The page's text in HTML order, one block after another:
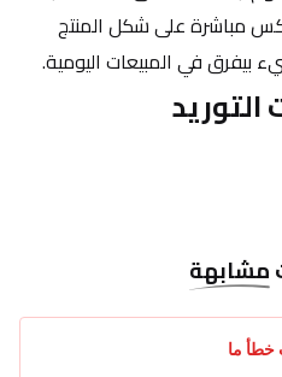
بيفرق في المبيعات اليومية.
مشابهة
ما